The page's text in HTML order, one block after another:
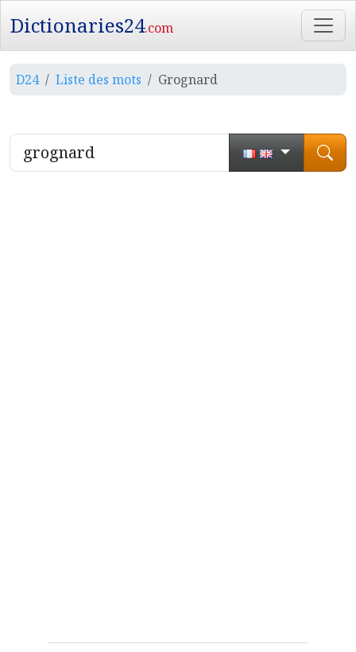
Dictionaries24.com
D24 Liste des mots Grognard